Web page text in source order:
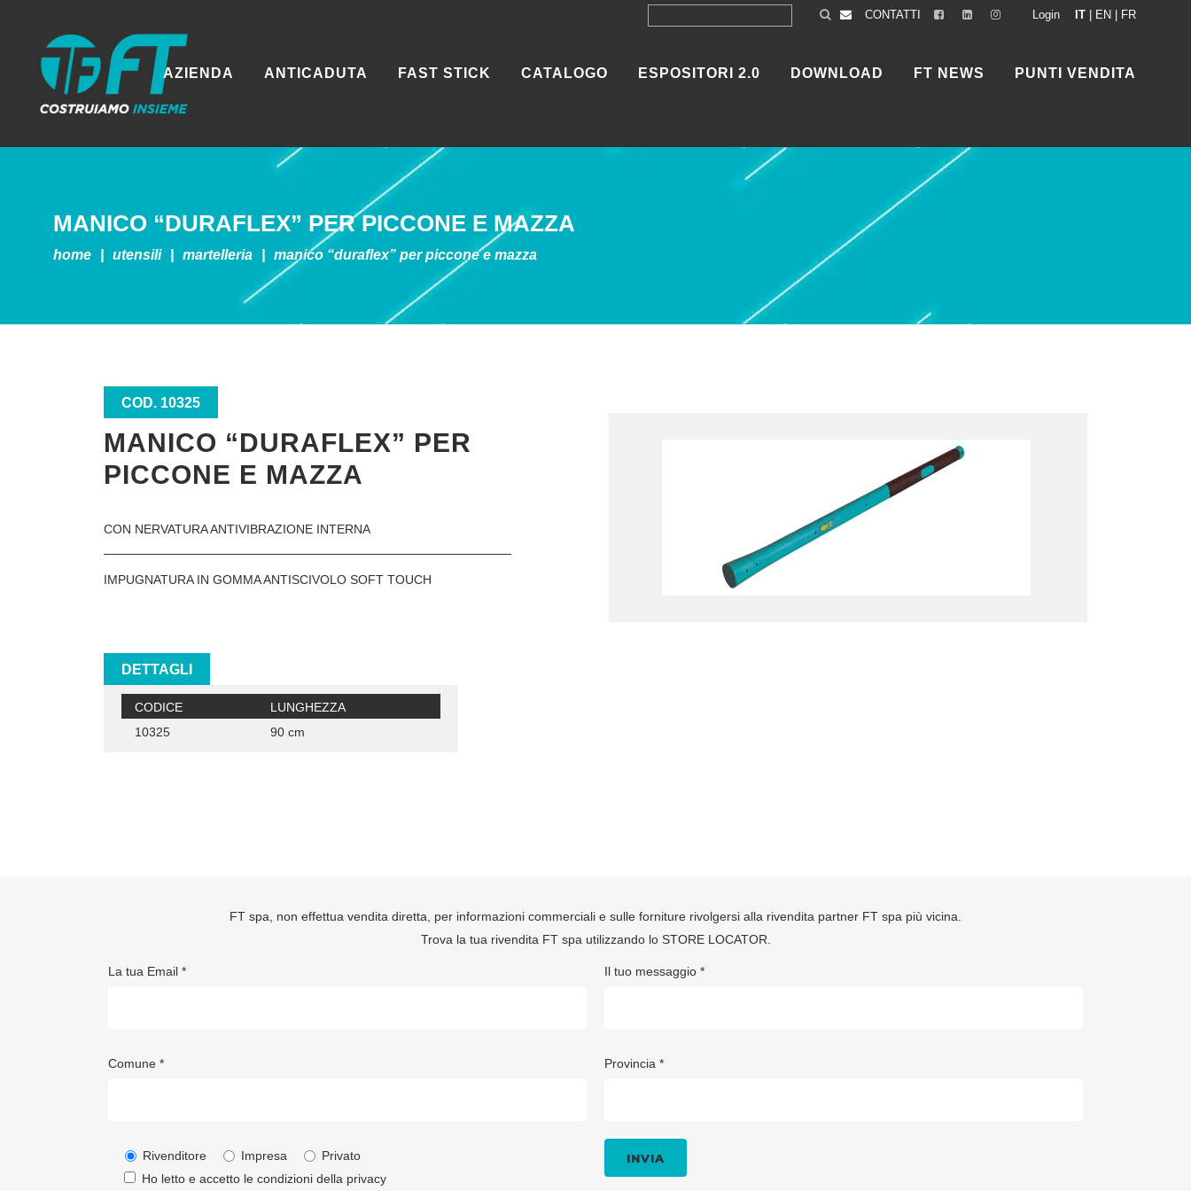
CONTATTI Login IT EN FR
AZIENDA ANTICADUTA FAST STICK CATALOGO ESPOSITORI 2.0 DOWNLOAD FT NEWS PUNTI VENDITA
MANICO “DURAFLEX” PER PICCONE E MAZZA
home utensili martelleria manico “duraflex” per piccone e mazza
COD. 10325
MANICO “DURAFLEX” PER
PICCONE E MAZZA
CON NERVATURA ANTIVIBRAZIONE INTERNA
IMPUGNATURA IN GOMMA ANTISCIVOLO SOFT TOUCH
DETTAGLI
CODICE
LUNGHEZZA
10325
90 cm
FT spa, non effettua vendita diretta, per informazioni commerciali e sulle forniture rivolgersi alla rivendita partner FT spa più vicina.
Trova la tua rivendita FT spa utilizzando lo STORE LOCATOR
La tua Email *
Comune *
Rivenditore Impresa
Privato
Ho letto e accetto le condizioni della privacy
Il tuo messaggio *
Provincia *